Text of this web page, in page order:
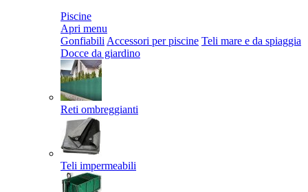
Piscine
Apri menu
Gonfiabili Accessori per piscine Teli mare e da spiaggia
Docce da giardino
Reti ombreggianti
Teli impermeabili